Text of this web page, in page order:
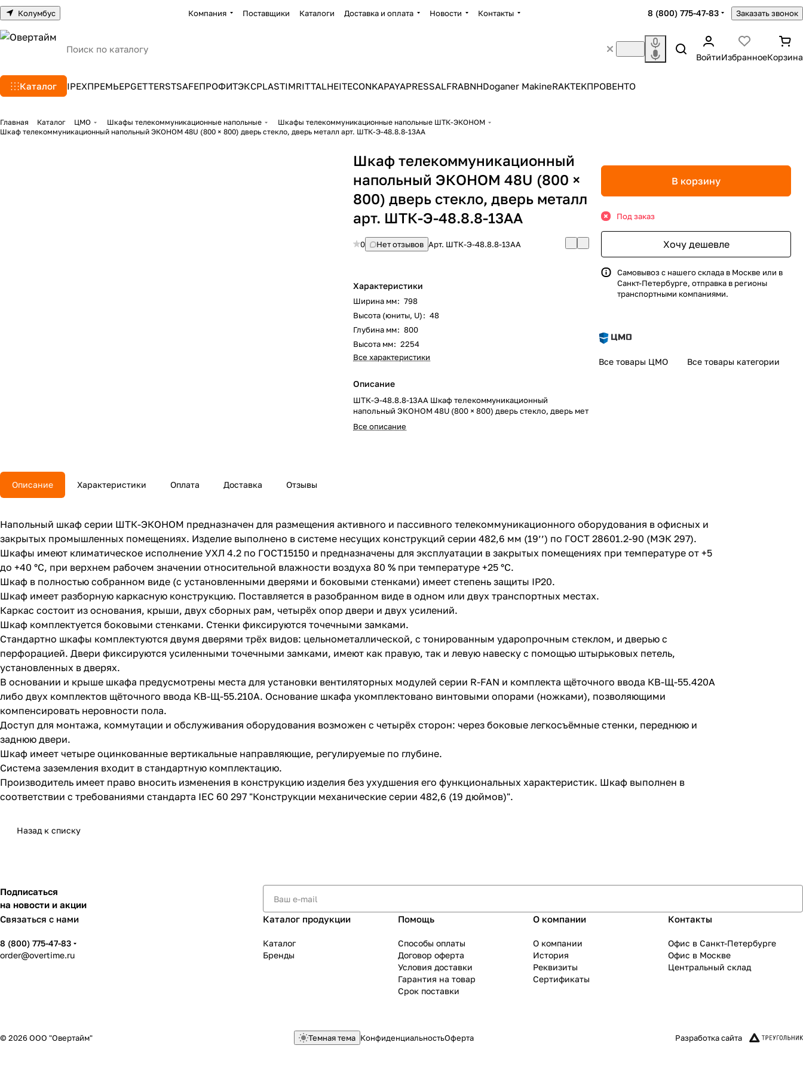
Колумбус Компания Поставщики Каталоги Доставка и оплата Новости Контакты 8 (800) 775-47-83 Заказать звонок
ВойтиИзбранноеКорзина
Каталог IPEXПРЕМЬЕРGETTERSTSAFEПРОФИТЭКСPLASTIMRITTALHEITECONKAPAYAPRESSALFRABNHDoganer MakineRAKTEKПРОВЕНТО
Главная Каталог ЦМО Шкафы телекоммуникационные напольные
Шкафы телекоммуникационные напольные ШТК-ЭКОНОМ
Шкаф телекоммуникационный напольный ЭКОНОМ 48U (800 × 800) дверь стекло, дверь металл арт. ШТК-Э-48.8.8-13АА
Шкаф телекоммуникационный
напольный ЭКОНОМ 48U (800 ×
800) дверь стекло, дверь металл
арт. ШТК-Э-48.8.8-13АА
0 Нет отзывов Арт. ШТК-Э-48.8.8-13АА
Характеристики
Ширина мм: 798
Высота (юниты, U): 48
Глубина мм: 800
Высота мм: 2254
Все характеристики
Описание
ШТК-Э-48.8.8-13АА Шкаф телекоммуникационный
напольный ЭКОНОМ 48U (800 × 800) дверь стекло, дверь мет
Все описание
В корзину
Под заказ
Хочу дешевле
Самовывоз с нашего склада в Москве или в
Санкт-Петербурге, отправка в регионы
транспортными компаниями.
Все товары ЦМО Все товары категории
Описание Характеристики Оплата Доставка Отзывы
Напольный шкаф серии ШТК-ЭКОНОМ предназначен для размещения активного и пассивного телекоммуникационного оборудования в офисных и
закрытых промышленных помещениях. Изделие выполнено в системе несущих конструкций серии 482,6 мм (19’’) по ГОСТ 28601.2-90 (МЭК 297).
Шкафы имеют климатическое исполнение УХЛ 4.2 по ГОСТ15150 и предназначены для эксплуатации в закрытых помещениях при температуре от +5
до +40 °С, при верхнем рабочем значении относительной влажности воздуха 80 % при температуре +25 °С.
Шкаф в полностью собранном виде (с установленными дверями и боковыми стенками) имеет степень защиты IP20.
Шкаф имеет разборную каркасную конструкцию. Поставляется в разобранном виде в одном или двух транспортных местах.
Каркас состоит из основания, крыши, двух сборных рам, четырёх опор двери и двух усилений.
Шкаф комплектуется боковыми стенками. Стенки фиксируются точечными замками.
Стандартно шкафы комплектуются двумя дверями трёх видов: цельнометаллической, с тонированным ударопрочным стеклом, и дверью с
перфорацией. Двери фиксируются усиленными точечными замками, имеют как правую, так и левую навеску с помощью штырьковых петель,
установленных в дверях.
В основании и крыше шкафа предусмотрены места для установки вентиляторных модулей серии R-FAN и комплекта щёточного ввода КВ-Щ-55.420А
либо двух комплектов щёточного ввода КВ-Щ-55.210А. Основание шкафа укомплектовано винтовыми опорами (ножками), позволяющими
компенсировать неровности пола.
Доступ для монтажа, коммутации и обслуживания оборудования возможен с четырёх сторон: через боковые легкосъёмные стенки, переднюю и
заднюю двери.
Шкаф имеет четыре оцинкованные вертикальные направляющие, регулируемые по глубине.
Система заземления входит в стандартную комплектацию.
Производитель имеет право вносить изменения в конструкцию изделия без ухудшения его функциональных характеристик. Шкаф выполнен в
соответствии с требованиями стандарта IEC 60 297 "Конструкции механические серии 482,6 (19 дюймов)".
Назад к списку
Подписаться
на новости и акции
Связаться с нами
8 (800) 775-47-83
order@overtime.ru
Каталог продукции
Каталог
Бренды
Помощь
Способы оплаты
Договор оферта
Условия доставки
Гарантия на товар
Срок поставки
О компании
О компании
История
Реквизиты
Сертификаты
Контакты
Офис в Санкт-Петербурге
Офис в Москве
Центральный склад
© 2026 ООО "Овертайм" Темная тема КонфиденциальностьОферта Разработка сайта